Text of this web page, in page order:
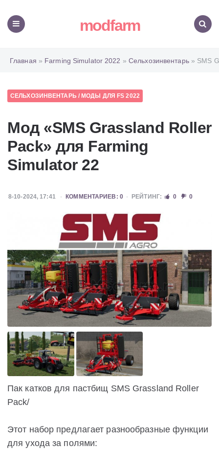
modfarm
Главная » Farming Simulator 2022 » Сельхозинвентарь» SMS
СЕЛЬХОЗИНВЕНТАРЬ / МОДЫ ДЛЯ FS 2022
Мод «SMS Grassland Roller
Pack» для Farming
Simulator 22
8-10-2024, 17:41 КОММЕНТАРИЕВ: 0 РЕЙТИНГ: 0 0
Пак катков для пастбищ SMS Grassland Roller
Pack/
Этот набор предлагает разнообразные функции
для ухода за полями: